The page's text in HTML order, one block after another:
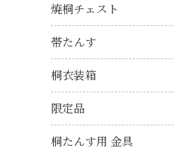
焼桐チェスト
帯たんす
桐衣装箱
限定品
桐たんす用 金具